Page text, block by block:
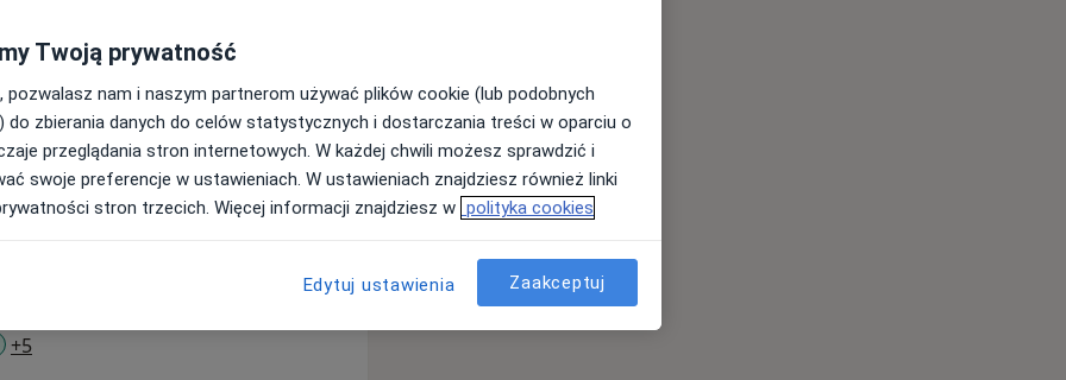
z wieloletnim doświadczeniem
pacjentom opieki na
do każdego przypadku. Jest
za swoje empatyczne
w diagnostyce.
+5a11y_sr_more_diseases
Twoją prywatność
pozwalasz nam i naszym partnerom używać plików cookie (lub podobnych
do zbierania danych do celów statystycznych i dostarczania treści w oparciu o
przeglądania stron internetowych. W każdej chwili możesz sprawdzić i
swoje preferencje w ustawieniach. W ustawieniach znajdziesz również linki
stron trzecich. Więcej informacji znajdziesz w polityka cookies
Edytuj ustawienia Zaakceptuj